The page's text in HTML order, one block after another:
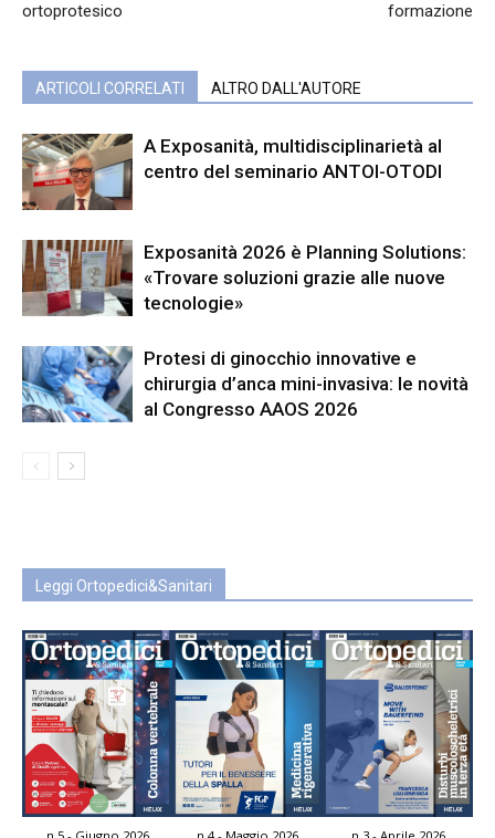
ortoprotesico
formazione
ARTICOLI CORRELATI ALTRO DALL'AUTORE
A Exposanità, multidisciplinarietà al
centro del seminario ANTOI-OTODI
Exposanità 2026 è Planning Solutions:
«Trovare soluzioni grazie alle nuove
tecnologie»
Protesi di ginocchio innovative e
chirurgia d’anca mini-invasiva: le novità
al Congresso AAOS 2026
Leggi Ortopedici&Sanitari